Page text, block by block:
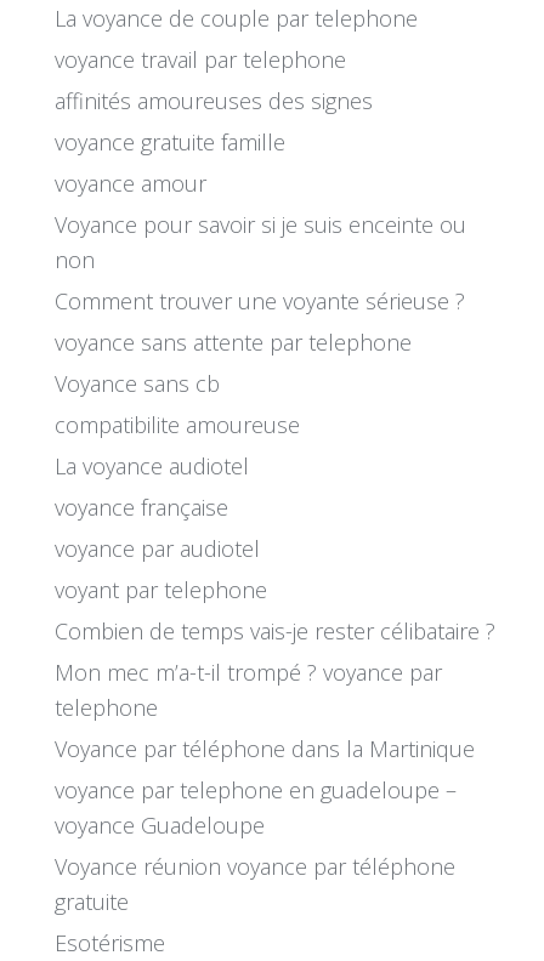
La voyance de couple par telephone
voyance travail par telephone
affinités amoureuses des signes
voyance gratuite famille
voyance amour
Voyance pour savoir si je suis enceinte ou
non
Comment trouver une voyante sérieuse ?
voyance sans attente par telephone
Voyance sans cb
compatibilite amoureuse
La voyance audiotel
voyance française
voyance par audiotel
voyant par telephone
Combien de temps vais-je rester célibataire ?
Mon mec m’a-t-il trompé ? voyance par
telephone
Voyance par téléphone dans la Martinique
voyance par telephone en guadeloupe –
voyance Guadeloupe
Voyance réunion voyance par téléphone
gratuite
Esotérisme